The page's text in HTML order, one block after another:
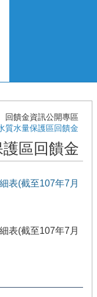
回饋金資訊公開專區
質水量保護區回饋金
區回饋金
表(截至107年7月
表(截至107年7月